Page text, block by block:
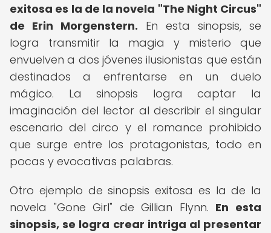
exitosa es la de la novela "The Night Circus"
de Erin Morgenstern. En esta sinopsis, se
logra transmitir la magia y misterio que
envuelven a dos jóvenes ilusionistas que están
destinados a enfrentarse en un duelo
mágico. La sinopsis logra captar la
imaginación del lector al describir el singular
escenario del circo y el romance prohibido
que surge entre los protagonistas, todo en
pocas y evocativas palabras.
Otro ejemplo de sinopsis exitosa es la de la
novela "Gone Girl" de Gillian Flynn. En esta
sinopsis, se logra crear intriga al presentar